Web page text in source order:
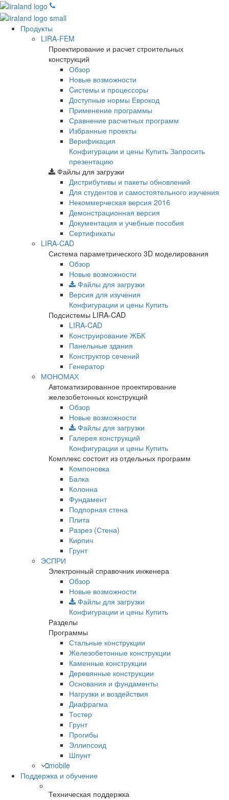
Продукты
LIRA-FEM
Проектирование и расчет строительных
конструкций
Обзор
Новые возможности
Cистемы и процессоры
Доступные нормы Еврокод
Применение программы
Сравнение расчетных программ
Избранные проекты
Верификация
Конфигурации и цены Купить Запросить
презентацию
Файлы для загрузки
Дистрибутивы и пакеты обновлений
Для студентов и самостоятельного изучения
Некоммерческая версия 2016
Демонстрационная версия
Документация и учебные пособия
Сертификаты
LIRA-CAD
Система параметрического 3D моделирования
Обзор
Новые возможности
Файлы для загрузки
Версия для изучения
Конфигурации и цены Купить
Подсистемы LIRA-CAD
LIRA-CAD
Конструирование ЖБК
Панельные здания
Конструктор сечений
Генератор
МОНОМАХ
Автоматизированное проектирование
железобетонных конструкций
Обзор
Новые возможности
Файлы для загрузки
Галерея конструкций
Конфигурации и цены Купить
Комплекс состоит из отдельных программ
Компоновка
Балка
Колонна
Фундамент
Подпорная стена
Плита
Разрез (Стена)
Кирпич
Грунт
ЭСПРИ
Электронный справочник инженера
Обзор
Новые возможности
Файлы для загрузки
Конфигурации и цены Купить
Разделы
Программы
Стальные конструкции
Железобетонные конструкции
Каменные конструкции
Деревянные конструкции
Основания и фундаменты
Нагрузки и воздействия
Диафрагма
Тостер
Грунт
Прогибы
Эллипсоид
Шпунт
mobile
Поддержка и обучение
Техническая поддержка